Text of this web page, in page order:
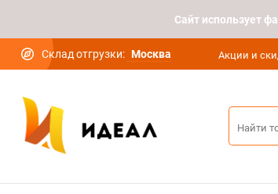
Cайт использует
Склад отгрузки: Москва Акции и